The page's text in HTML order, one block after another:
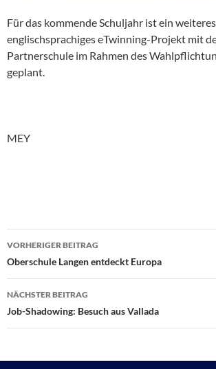
Für das kommende Schuljahr ist ein weiteres
englischsprachiges eTwinning-Projekt mit
Partnerschule im Rahmen des
geplant.
MEY
Beitragsnavigation
VORHERIGER BEITRAG
Oberschule Langen entdeckt Europa
NÄCHSTER BEITRAG
Job-Shadowing: Besuch aus Vallada